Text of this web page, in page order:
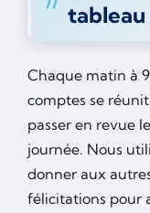
tableau
Chaque matin à
comptes se
passer en revue
journée. Nous
donner aux
félicitations pour